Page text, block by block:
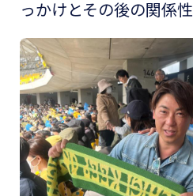
っかけとその後の関係性